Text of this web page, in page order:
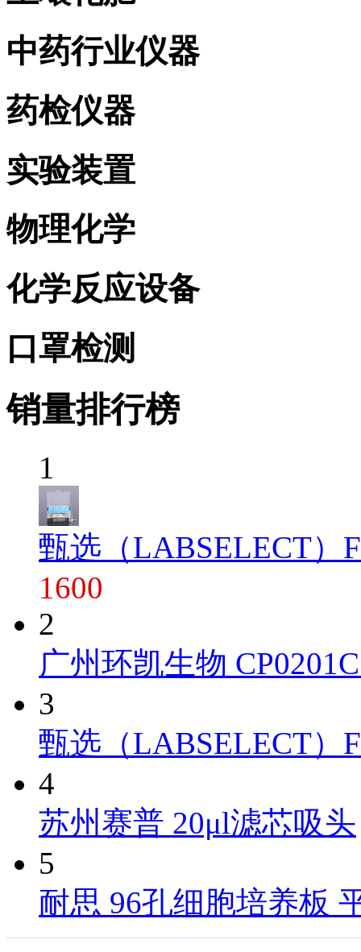
中药行业仪器
药检仪器
实验装置
物理化学
化学反应设备
口罩检测
销量排行榜
1
甄选（LABSELECT）
1600
2
广州环凯生物
3
甄选（LABSELECT）
4
苏州赛普 20μl滤芯吸头
5
耐思 96孔细胞培养板